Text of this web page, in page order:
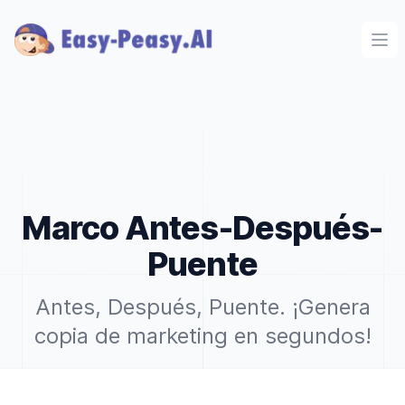
Marco Antes-Después-
Puente
Antes, Después, Puente. ¡Genera
copia de marketing en segundos!